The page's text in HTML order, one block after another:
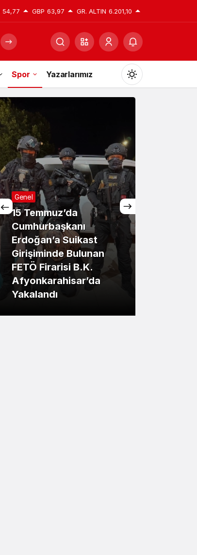
54,77 GBP 63,97 GR. ALTIN 6.201,10
Spor Yazarlarımız
Mod
değiştir
Gündüz Modu
Gündüz modunu seçin.
Gece Modu
Gece modunu seçin.
Sistem Modu
Sistem modunu seçin.
Genel
15 Temmuz’da
Cumhurbaşkanı
Erdoğan’a Suikast
Girişiminde Bulunan
FETÖ Firarisi B.K.
Afyonkarahisar’da
Yakalandı